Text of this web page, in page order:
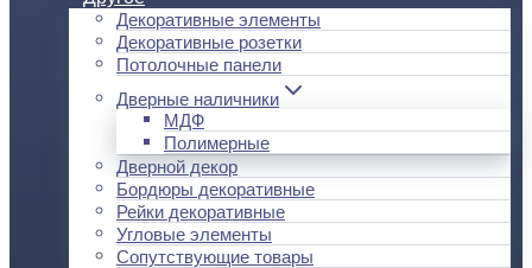
Декоративные элементы
Декоративные розетки
Потолочные панели
Дверные наличники
МДФ
Полимерные
Дверной декор
Бордюры декоративные
Рейки декоративные
Угловые элементы
Сопутствующие товары